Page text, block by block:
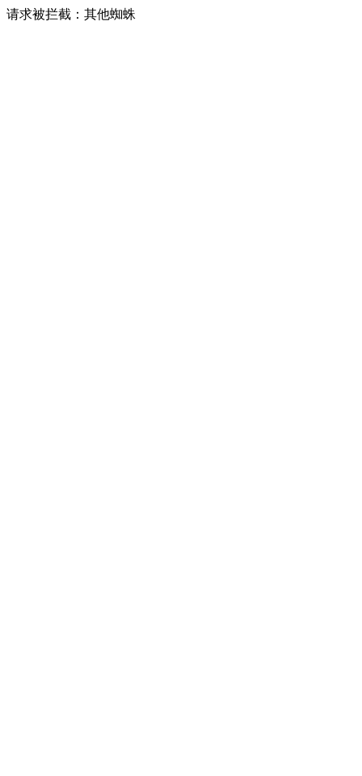
请求被拦截：其他蜘蛛